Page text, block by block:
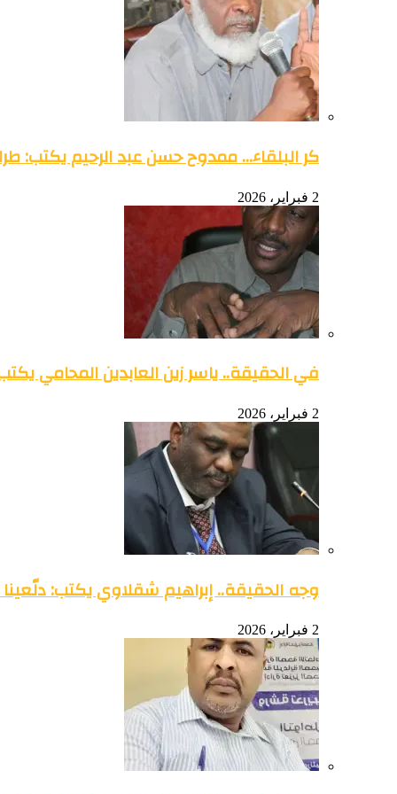
كر البلقاء… ممدوح حسن عبد الرحيم يكتب:
2 فبراير، 2026
في الحقيقة.. ياسر زين العابدين المحامي
2 فبراير، 2026
وجه الحقيقة.. إبراهيم شقلاوي يكتب:
2 فبراير، 2026